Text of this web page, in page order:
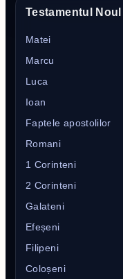
Testamentul Noul
Matei
Marcu
Luca
Ioan
Faptele apostolilor
Romani
1 Corinteni
2 Corinteni
Galateni
Efeșeni
Filipeni
Coloșeni